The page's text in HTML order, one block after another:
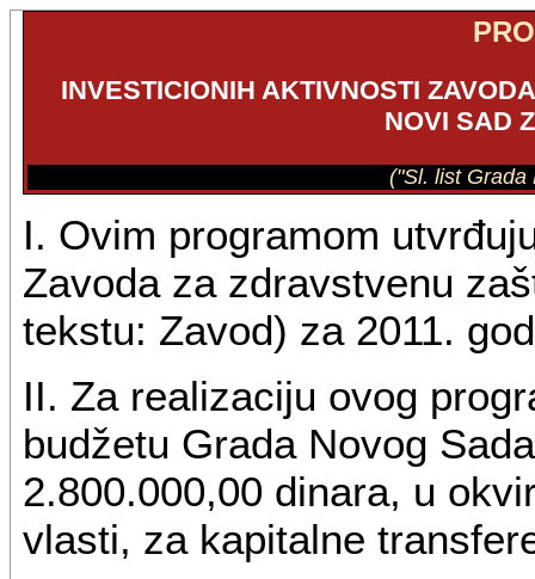
INVESTICIONIH AKTIVNOSTI
NOVI SAD
("Sl. list Grada
I. Ovim programom
Zavoda za zdravstvenu
tekstu: Zavod) za 2011.
II. Za realizaciju ovog
budžetu Grada Novog
2.800.000,00 dinara, u
vlasti, za kapitalne